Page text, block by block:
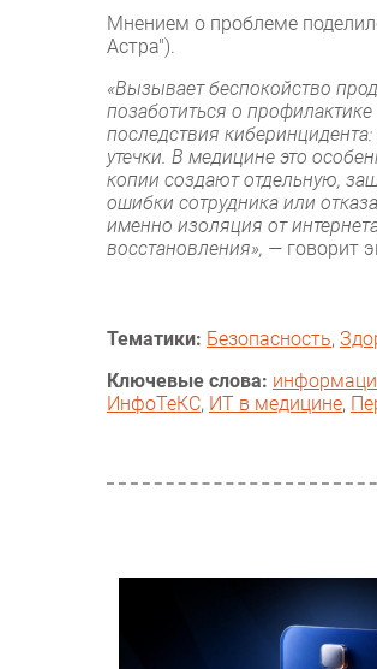
Мнением о проблеме
Астра").
«Вызывает беспокойство
позаботиться о
последствия
утечки. В медицине это
копии создают отдельную,
ошибки сотрудника или
именно изоляция от
восстановления», — говорит
Тематики: Безопасность,
Ключевые слова:
ИнфоТеКС, ИТ в медицине,